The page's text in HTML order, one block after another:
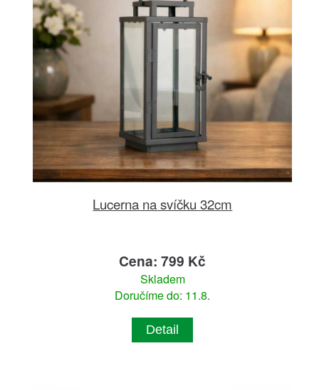
Lucerna na svíčku 32cm
Cena: 799 Kč
Skladem
Doručíme do: 11.8.
Detail